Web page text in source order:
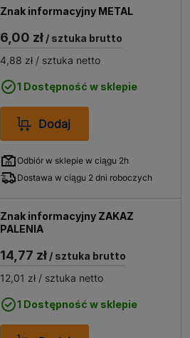
Znak informacyjny METAL
6,00 zł / sztuka brutto
4,88 zł / sztuka netto
1 Dostępność w sklepie
Dodaj
Odbiór w sklepie w ciągu 2h
Dostawa w ciągu 2 dni roboczych
Znak informacyjny ZAKAZ
PALENIA
14,77 zł / sztuka brutto
12,01 zł / sztuka netto
1 Dostępność w sklepie